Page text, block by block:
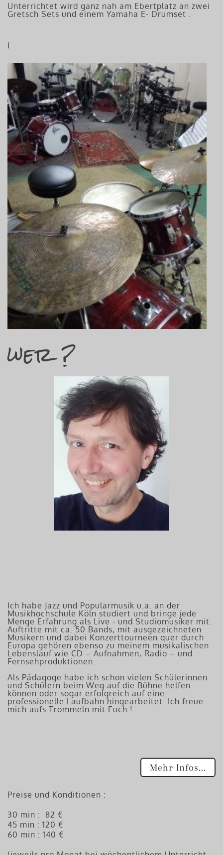
Unterrichtet wird ganz nah am Ebertplatz an zwei
Gretsch Sets und einem Yamaha E- Drumset .
I
wer ?
Ich habe Jazz und Popularmusik u.a. an der
Musikhochschule Köln studiert und bringe jede
Menge Erfahrung als Live - und Studiomusiker mit.
Auftritte mit ca. 50 Bands, mit ausgezeichneten
Musikern und dabei Konzerttourneen quer durch
Europa gehören ebenso zu meinem musikalischen
Lebenslauf wie CD – Aufnahmen, Radio – und
Fernsehproduktionen.
Als Pädagoge habe ich schon vielen Schülerinnen
und Schülern beim Weg auf die Bühne helfen
können oder sogar erfolgreich auf eine
professionelle Laufbahn hingearbeitet. Ich freue
mich aufs Trommeln mit Euch !
Mehr Infos...
Preise und Konditionen :
30 min : 82 €
45 min : 120 €
60 min : 140 €